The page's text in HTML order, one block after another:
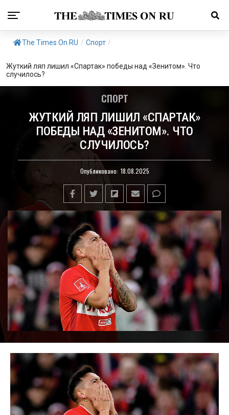
The Times On RU / Спорт /
Жуткий ляп лишил «Спартак» победы над «Зенитом». Что
случилось?
СПОРТ
ЖУТКИЙ ЛЯП ЛИШИЛ «СПАРТАК»
ПОБЕДЫ НАД «ЗЕНИТОМ». ЧТО
СЛУЧИЛОСЬ?
Опубликовано: 18.08.2025